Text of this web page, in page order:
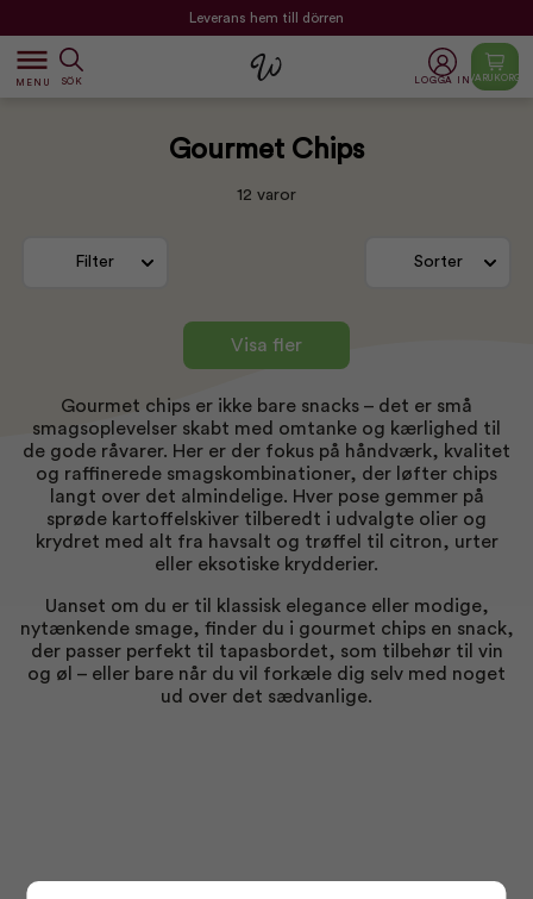
Leverans hem till dörren
dehaze
MENU SÖK LOGGA IN VARUKORG
Gourmet Chips
12 varor
Filter Sorter
Visa fler
Gourmet chips er ikke bare snacks – det er små
smagsoplevelser skabt med omtanke og kærlighed til
de gode råvarer. Her er der fokus på håndværk, kvalitet
og raffinerede smagskombinationer, der løfter chips
langt over det almindelige. Hver pose gemmer på
sprøde kartoffelskiver tilberedt i udvalgte olier og
krydret med alt fra havsalt og trøffel til citron, urter
eller eksotiske krydderier.
Uanset om du er til klassisk elegance eller modige,
nytænkende smage, finder du i gourmet chips en snack,
der passer perfekt til tapasbordet, som tilbehør til vin
og øl – eller bare når du vil forkæle dig selv med noget
ud over det sædvanlige.